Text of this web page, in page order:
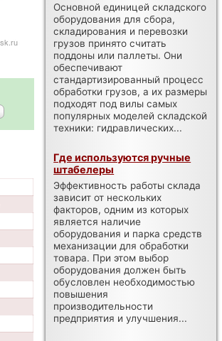
Основной единицей складского
оборудования для сбора,
складирования и перевозки
грузов принято считать
поддоны или паллеты. Они
обеспечивают
стандартизированный процесс
обработки грузов, а их размеры
подходят под вилы самых
популярных моделей складской
техники: гидравлических...
Где используются ручные
штабелеры
Эффективность работы склада
зависит от нескольких
факторов, одним из которых
является наличие
оборудования и парка средств
механизации для обработки
товара. При этом выбор
оборудования должен быть
обусловлен необходимостью
повышения
производительности
предприятия и улучшения...